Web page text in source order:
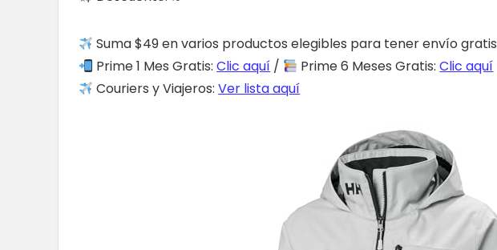
Suma $49 en varios productos elegibles para tener envío gratis
Prime 1 Mes Gratis:Clic aquí / Prime 6 Meses Gratis:Clic aquí
Couriers y Viajeros:Ver lista aquí